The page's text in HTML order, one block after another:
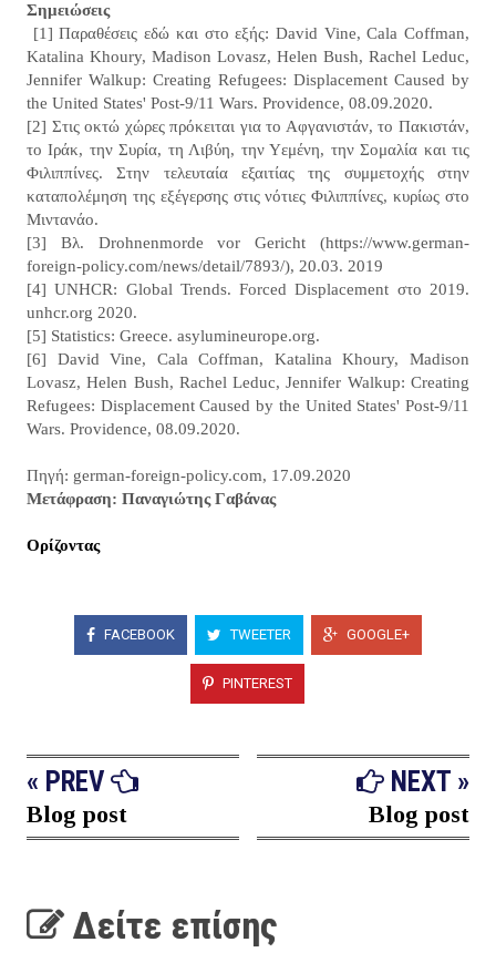
Σημειώσεις
[1] Παραθέσεις εδώ και στο εξής: David Vine, Cala Coffman,
Katalina Khoury, Madison Lovasz, Helen Bush, Rachel Leduc,
Jennifer Walkup: Creating Refugees: Displacement Caused by
the United States' Post-9/11 Wars. Providence, 08.09.2020.
[2] Στις οκτώ χώρες πρόκειται για το Αφγανιστάν, το Πακιστάν,
το Ιράκ, την Συρία, τη Λιβύη, την Υεμένη, την Σομαλία και τις
Φιλιππίνες. Στην τελευταία εξαιτίας της συμμετοχής στην
καταπολέμηση της εξέγερσης στις νότιες Φιλιππίνες, κυρίως στο
Μιντανάο.
[3] Βλ. Drohnenmorde vor Gericht (https://www.german-
foreign-policy.com/news/detail/7893/), 20.03. 2019
[4] UNHCR: Global Trends. Forced Displacement στο 2019.
unhcr.org 2020.
[5] Statistics: Greece. asylumineurope.org.
[6] David Vine, Cala Coffman, Katalina Khoury, Madison
Lovasz, Helen Bush, Rachel Leduc, Jennifer Walkup: Creating
Refugees: Displacement Caused by the United States' Post-9/11
Wars. Providence, 08.09.2020.
Πηγή: german-foreign-policy.com, 17.09.2020
Μετάφραση: Παναγιώτης Γαβάνας
Ορίζοντας
FACEBOOK TWEETER GOOGLE+
PINTEREST
« PREV
Blog post
NEXT »
Blog post
Δείτε επίσης